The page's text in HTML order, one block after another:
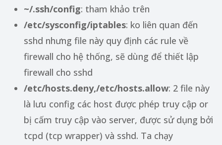
~/.ssh/config: tham khảo trên
/etc/sysconfig/iptables: ko liên quan đến
sshd nhưng file này quy định các rule về
firewall cho hệ thống, sẽ dùng để thiết lập
firewall cho sshd
/etc/hosts.deny,/etc/hosts.allow: 2 file này
là lưu config các host được phép truy cập or
bị cấm truy cập vào server, được sử dụng bởi
tcpd (tcp wrapper) và sshd. Ta chạy